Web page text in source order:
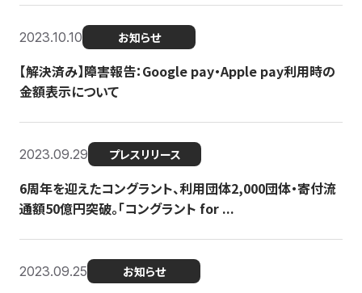
2023.10.10 お知らせ
【解決済み】障害報告：Google pay・Apple pay利用時の
金額表示について
2023.09.29 プレスリリース
6周年を迎えたコングラント、利用団体2,000団体・寄付流
通額50億円突破。「コングラント for ...
2023.09.25 お知らせ